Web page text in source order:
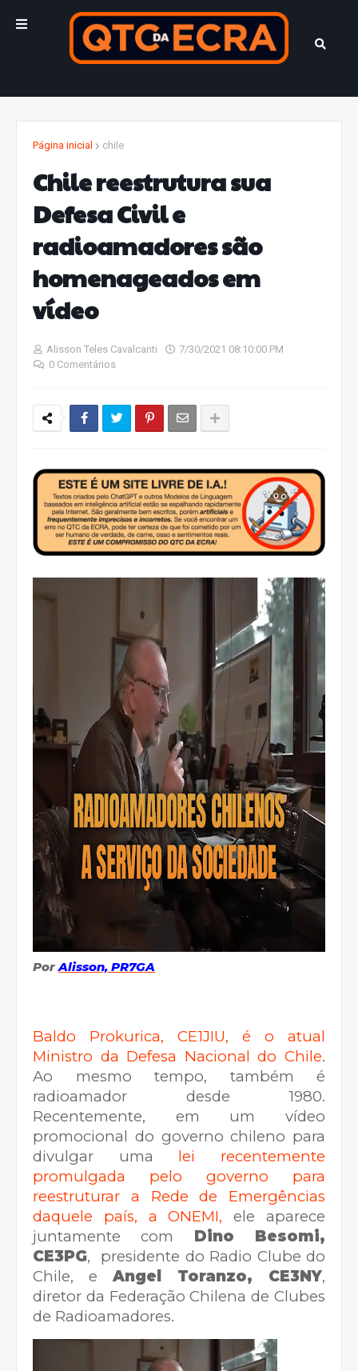
Página inicial chile
Chile reestrutura sua
Defesa Civil e
radioamadores são
homenageados em
vídeo
Alisson Teles Cavalcanti
7/30/2021 08:10:00 PM
0 Comentários
PorAlisson, PR7GA
Baldo Prokurica, CE1JIU, é o atual
Ministro da Defesa Nacional do Chile.
Ao mesmo tempo, também é
radioamador desde 1980.
Recentemente, em um vídeo
promocional do governo chileno para
divulgar uma lei recentemente
promulgada pelo governo para
reestruturar a Rede de Emergências
daquele país, a ONEMI, ele aparece
juntamente com Dino Besomi,
CE3PG, presidente do Radio Clube do
Chile, eAngel Toranzo, CE3NY,
diretor da Federação Chilena de Clubes
de Radioamadores.